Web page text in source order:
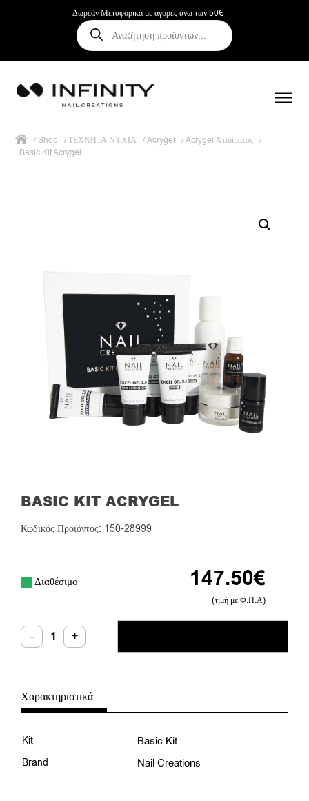
Δωρεάν Μεταφορικά με αγορές άνω των 50€
Αναζήτηση
προϊόντων
/Shop /ΤΕΧΝΗΤΑ ΝΥΧΙΑ /Acrygel /Acrygel Χτισίματος /
Basic Kit Acrygel
BASIC KIT ACRYGEL
Κωδικός Προϊόντος: 150-28999
147.50€
(τιμή με Φ.Π.Α)
Διαθέσιμο
- Basic
Kit
Acrygel
+
Χαρακτηριστικά
Kit Basic Kit
Brand Nail Creations